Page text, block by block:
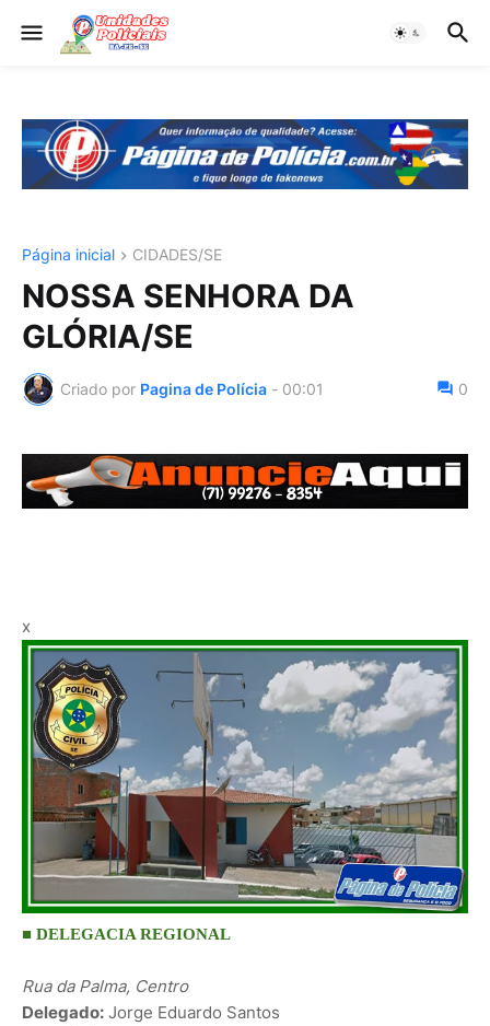
Página inicial CIDADES/SE
NOSSA SENHORA DA
GLÓRIA/SE
Criado por Pagina de Polícia - 00:01 0
x
■ DELEGACIA REGIONAL
Rua da Palma, Centro
Delegado: Jorge Eduardo Santos